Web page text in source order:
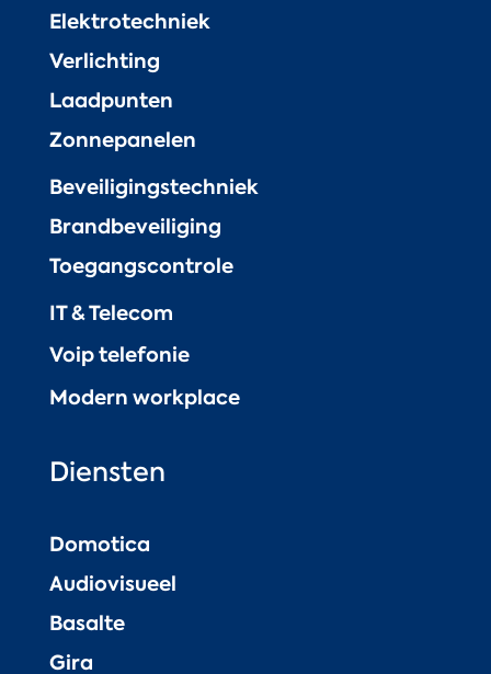
Elektrotechniek
Verlichting
Laadpunten
Zonnepanelen
Beveiligingstechniek
Brandbeveiliging
Toegangscontrole
IT & Telecom
Voip telefonie
Modern workplace
Diensten
Domotica
Audiovisueel
Basalte
Gira